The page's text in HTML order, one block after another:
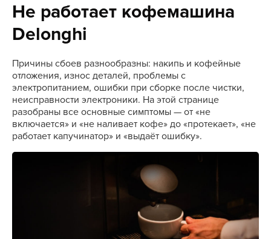
Отзывы
Контакты
Не работает кофемашина
Delonghi
Причины сбоев разнообразны: накипь и кофейные
отложения, износ деталей, проблемы с
электропитанием, ошибки при сборке после чистки,
неисправности электроники. На этой странице
разобраны все основные симптомы — от «не
включается» и «не наливает кофе» до «протекает», «не
работает капучинатор» и «выдаёт ошибку».